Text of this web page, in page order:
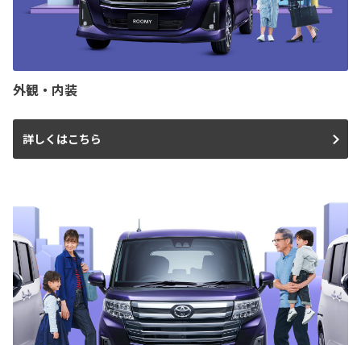
外観・内装
詳しくはこちら